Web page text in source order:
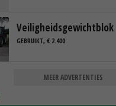
Veiligheidsgewichtblok
GEBRUIKT, € 2.400
MEER ADVERTENTIES